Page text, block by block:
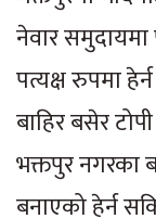
नेवार समुदायमा
पत्यक्ष रुपमा
बाहिर बसेर
भक्तपुर नगरका
बनाएको हेर्न